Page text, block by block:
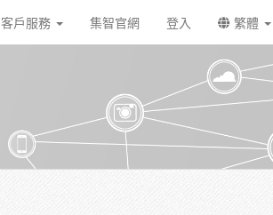
客戶服務 集智官網 登入 繁體